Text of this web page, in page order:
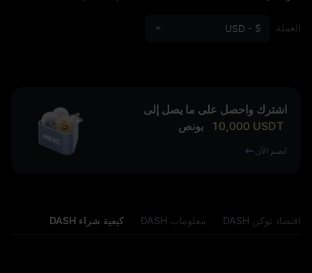
العملة USD - $
اشترك واحصل على ما يصل إلى
10,000 USDT بونص
انضم الآن
اقتصاد توكن DASH معلومات DASH كيفية شراء DASH